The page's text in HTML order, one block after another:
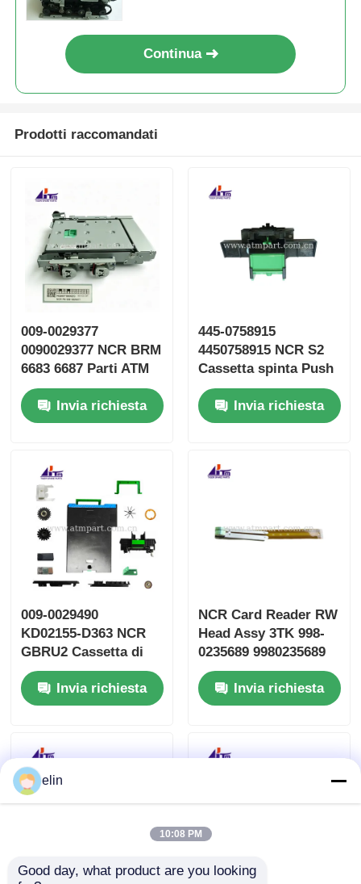
Continua
Prodotti raccomandati
009-0029377
0090029377 NCR BRM
6683 6687 Parti ATM
per trasporto
verticaleInvia richiesta
445-0758915
4450758915 NCR S2
Cassetta spinta Push
Plate ATM Ricambi
Invia richiesta
009-0029490
KD02155-D363 NCR
GBRU2 Cassetta di
deposito Fujitsu G610
G611 Invia richiesta
NCR Card Reader RW
Head Assy 3TK 998-
0235689 9980235689
SBW237702
Invia richiesta
elin
10:08 PM
Good day, what product are you looking